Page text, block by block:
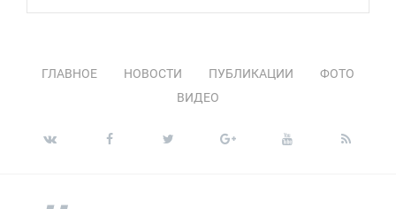
ГЛАВНОЕ НОВОСТИ ПУБЛИКАЦИИ
ФОТО
ВИДЕО